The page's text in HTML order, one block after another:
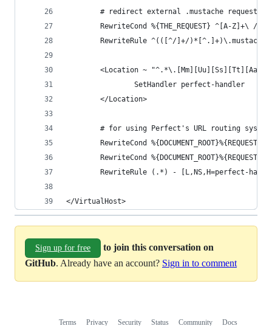
# redirect external .mustache requests
RewriteCond %{THE_REQUEST} ^[A-Z]+\ /
RewriteRule ^(([^/]+/)*[^.]+)\.mustache
<Location ~
                SetHandler perfect-handler
        </Location>
        # for using Perfect's URL routing system
RewriteCond
RewriteCond
RewriteRule (.*) - [L,NS,H=perfect-
</VirtualHost>
Sign up for free
to join this conversation on
GitHub. Already have an account? Sign in to comment
Terms Privacy Security Status Community Docs